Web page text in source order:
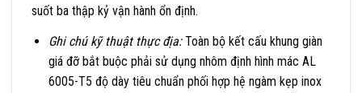
suốt ba thập kỷ vận hành ổn định.
Ghi chú kỹ thuật thực địa:Toàn bộ kết cấu khung giàn
giá đỡ bắt buộc phải sử dụng nhôm định hình mác AL
6005-T5 độ dày tiêu chuẩn phối hợp hệ ngàm kẹp inox